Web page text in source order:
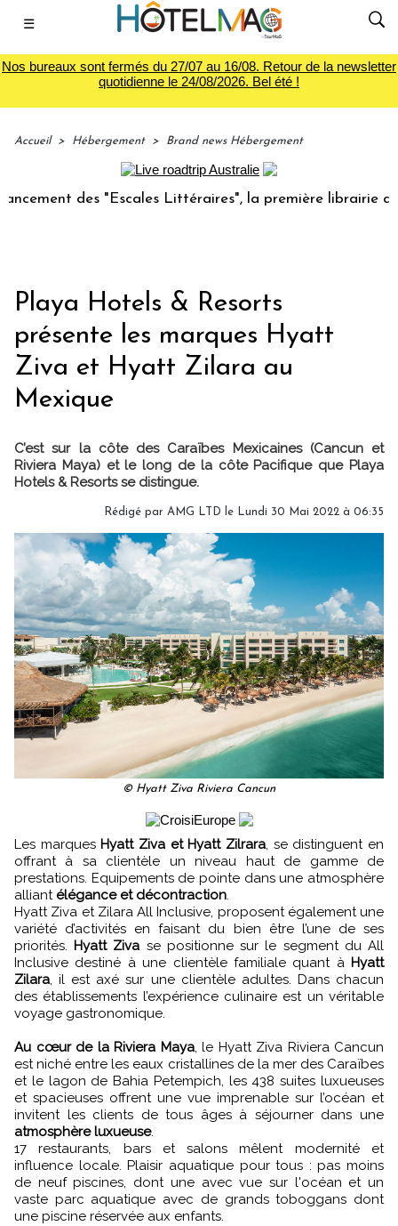
☰
Nos bureaux sont fermés du 27/07 au 16/08. Retour de la newsletter
quotidienne le 24/08/2026. Bel été !
Accueil > Hébergement > Brand news Hébergement
des "Escales Littéraires", la première librairie du
Playa Hotels & Resorts
présente les marques Hyatt
Ziva et Hyatt Zilara au
Mexique
C’est sur la côte des Caraïbes Mexicaines (Cancun et
Riviera Maya) et le long de la côte Pacifique que Playa
Hotels & Resorts se distingue.
Rédigé par AMG LTD le Lundi 30 Mai 2022 à 06:35
© Hyatt Ziva Riviera Cancun
Les marques Hyatt Ziva et Hyatt Zilrara, se distinguent en
offrant à sa clientèle un niveau haut de gamme de
prestations. Equipements de pointe dans une atmosphère
alliant élégance et décontraction.
Hyatt Ziva et Zilara All Inclusive, proposent également une
variété d’activités en faisant du bien être l’une de ses
priorités. Hyatt Ziva se positionne sur le segment du All
Inclusive destiné à une clientèle familiale quant à Hyatt
Zilara, il est axé sur une clientèle adultes. Dans chacun
des établissements l’expérience culinaire est un véritable
voyage gastronomique.
Au cœur de la Riviera Maya, le Hyatt Ziva Riviera Cancun
est niché entre les eaux cristallines de la mer des Caraïbes
et le lagon de Bahia Petempich, les 438 suites luxueuses
et spacieuses offrent une vue imprenable sur l’océan et
invitent les clients de tous âges à séjourner dans une
atmosphère luxueuse.
17 restaurants, bars et salons mêlent modernité et
influence locale. Plaisir aquatique pour tous : pas moins
de neuf piscines, dont une avec vue sur l'océan et un
vaste parc aquatique avec de grands toboggans dont
une piscine réservée aux enfants.